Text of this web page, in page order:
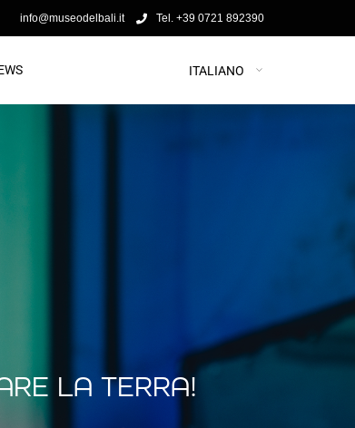
info@museodelbali.it Tel. +39 0721 892390
ITALIANO
LA TERRA!